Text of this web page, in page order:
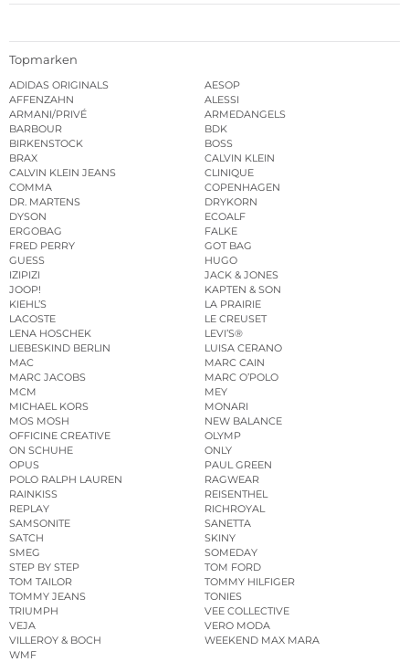
Topmarken
ADIDAS ORIGINALS
AESOP
AFFENZAHN
ALESSI
ARMANI/PRIVÉ
ARMEDANGELS
BARBOUR
BDK
BIRKENSTOCK
BOSS
BRAX
CALVIN KLEIN
CALVIN KLEIN JEANS
CLINIQUE
COMMA
COPENHAGEN
DR. MARTENS
DRYKORN
DYSON
ECOALF
ERGOBAG
FALKE
FRED PERRY
GOT BAG
GUESS
HUGO
IZIPIZI
JACK & JONES
JOOP!
KAPTEN & SON
KIEHL’S
LA PRAIRIE
LACOSTE
LE CREUSET
LENA HOSCHEK
LEVI’S®
LIEBESKIND BERLIN
LUISA CERANO
MAC
MARC CAIN
MARC JACOBS
MARC O’POLO
MCM
MEY
MICHAEL KORS
MONARI
MOS MOSH
NEW BALANCE
OFFICINE CREATIVE
OLYMP
ON SCHUHE
ONLY
OPUS
PAUL GREEN
POLO RALPH LAUREN
RAGWEAR
RAINKISS
REISENTHEL
REPLAY
RICHROYAL
SAMSONITE
SANETTA
SATCH
SKINY
SMEG
SOMEDAY
STEP BY STEP
TOM FORD
TOM TAILOR
TOMMY HILFIGER
TOMMY JEANS
TONIES
TRIUMPH
VEE COLLECTIVE
VEJA
VERO MODA
VILLEROY & BOCH
WEEKEND MAX MARA
WMF